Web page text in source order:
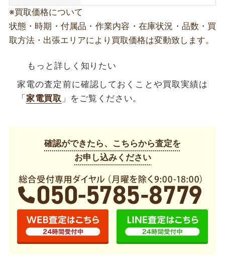
※買取価格について
状態・時期・付属品・作業内容・在庫状況・品数・買
取方法・出張エリアにより買取価格は変動致します。
もっと詳しく知りたい
家電の査定前に確認しておくことや買取実績は
「 家電買取 」をご覧ください。
確認ができたら、こちらから査定を
お申し込みください